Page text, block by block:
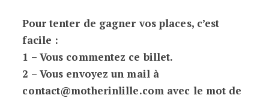
Pour tenter de gagner vos places, c’est
facile :
1 – Vous commentez ce billet.
2 – Vous envoyez un mail à
contact@motherinlille.com avec le mot de